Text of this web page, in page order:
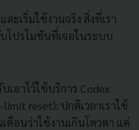
ะเริ่มใช้งานจริง สิ่งที่เรา
โปรโมชันที่เจอในระบบ
เอาไว้ใช้บริการ Codex
reset): ปกติเวลาเราใช้
อนว่าใช้งานเกินโควตา แต่